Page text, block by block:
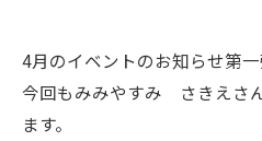
4月のイベントのお知らせ第一
今回もみみやすみ さきえさ
ます。